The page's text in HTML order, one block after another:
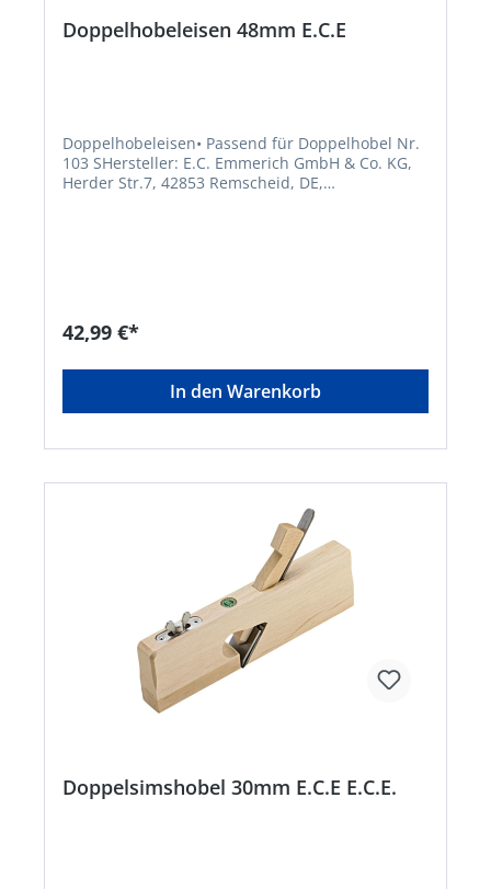
Doppelhobeleisen 48mm E.C.E
Doppelhobeleisen• Passend für Doppelhobel Nr.
103 SHersteller: E.C. Emmerich GmbH & Co. KG,
Herder Str.7, 42853 Remscheid, DE,
42,99 €*
In den Warenkorb
Doppelsimshobel 30mm E.C.E E.C.E.